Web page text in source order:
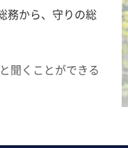
務から、守りの総
聞くことができる